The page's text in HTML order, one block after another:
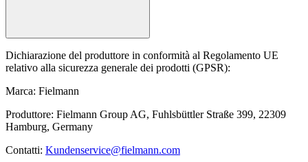
Dichiarazione del produttore in conformità al Regolamento UE
relativo alla sicurezza generale dei prodotti (GPSR):
Marca: Fielmann
Produttore: Fielmann Group AG, Fuhlsbüttler Straße 399, 22309
Hamburg, Germany
Contatti: Kundenservice@fielmann.com